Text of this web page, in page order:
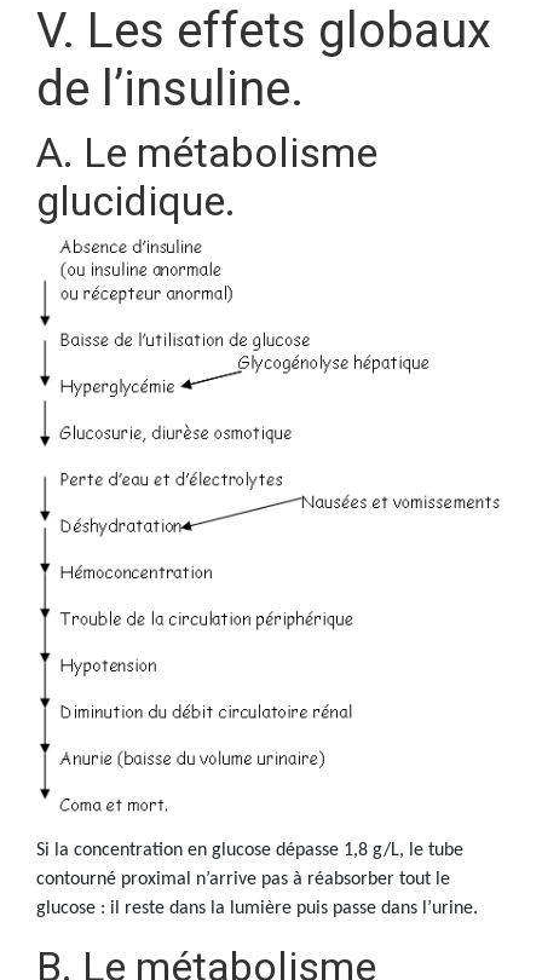
V. Les effets globaux
de l’insuline.
A. Le métabolisme
glucidique.
Si la concentration en glucose dépasse 1,8 g/L, le tube
contourné proximal n’arrive pas à réabsorber tout le
glucose : il reste dans la lumière puis passe dans l’urine.
B. Le métabolisme